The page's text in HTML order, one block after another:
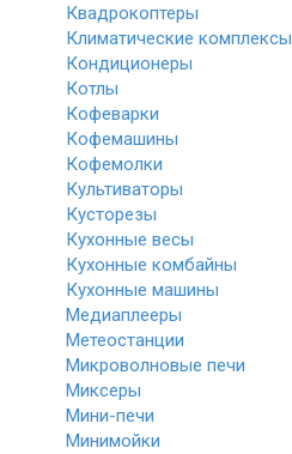
Квадрокоптеры
Климатические комплексы
Кондиционеры
Котлы
Кофеварки
Кофемашины
Кофемолки
Культиваторы
Кусторезы
Кухонные весы
Кухонные комбайны
Кухонные машины
Медиаплееры
Метеостанции
Микроволновые печи
Миксеры
Мини-печи
Минимойки